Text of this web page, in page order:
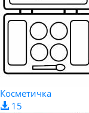
Косметичка
15